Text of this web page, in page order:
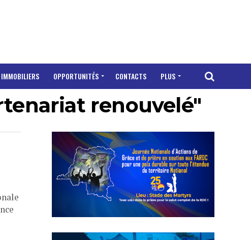
IMMOBILIERS OPPORTUNITÉS CONTACTS PLUS
renouvelé"